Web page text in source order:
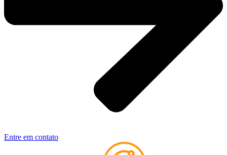
Entre em contato